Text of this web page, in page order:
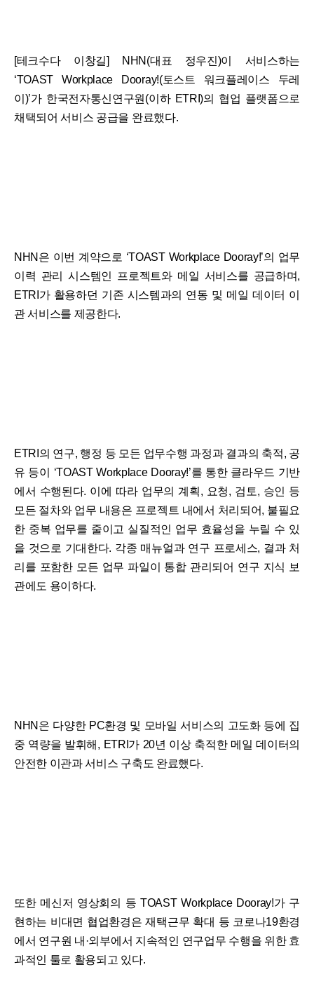
[테크수다 이창길] NHN(대표 정우진)이 서비스하는
‘TOAST Workplace Dooray!(토스트 워크플레이스 두레
이)’가 한국전자통신연구원(이하 ETRI)의 협업 플랫폼으로
채택되어 서비스 공급을 완료했다.
NHN은 이번 계약으로 ‘TOAST Workplace Dooray!’의 업무
이력 관리 시스템인 프로젝트와 메일 서비스를 공급하며,
ETRI가 활용하던 기존 시스템과의 연동 및 메일 데이터 이
관 서비스를 제공한다.
ETRI의 연구, 행정 등 모든 업무수행 과정과 결과의 축적, 공
유 등이 ‘TOAST Workplace Dooray!’를 통한 클라우드 기반
에서 수행된다. 이에 따라 업무의 계획, 요청, 검토, 승인 등
모든 절차와 업무 내용은 프로젝트 내에서 처리되어, 불필요
한 중복 업무를 줄이고 실질적인 업무 효율성을 누릴 수 있
을 것으로 기대한다. 각종 매뉴얼과 연구 프로세스, 결과 처
리를 포함한 모든 업무 파일이 통합 관리되어 연구 지식 보
관에도 용이하다.
NHN은 다양한 PC환경 및 모바일 서비스의 고도화 등에 집
중 역량을 발휘해, ETRI가 20년 이상 축적한 메일 데이터의
안전한 이관과 서비스 구축도 완료했다.
또한 메신저 영상회의 등 TOAST Workplace Dooray!가 구
현하는 비대면 협업환경은 재택근무 확대 등 코로나19환경
에서 연구원 내·외부에서 지속적인 연구업무 수행을 위한 효
과적인 툴로 활용되고 있다.